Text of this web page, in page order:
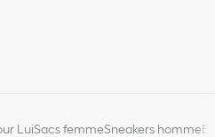
LuiSacs femmeSneakers homme